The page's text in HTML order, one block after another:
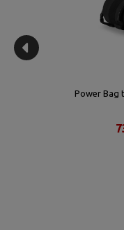
Power Bag